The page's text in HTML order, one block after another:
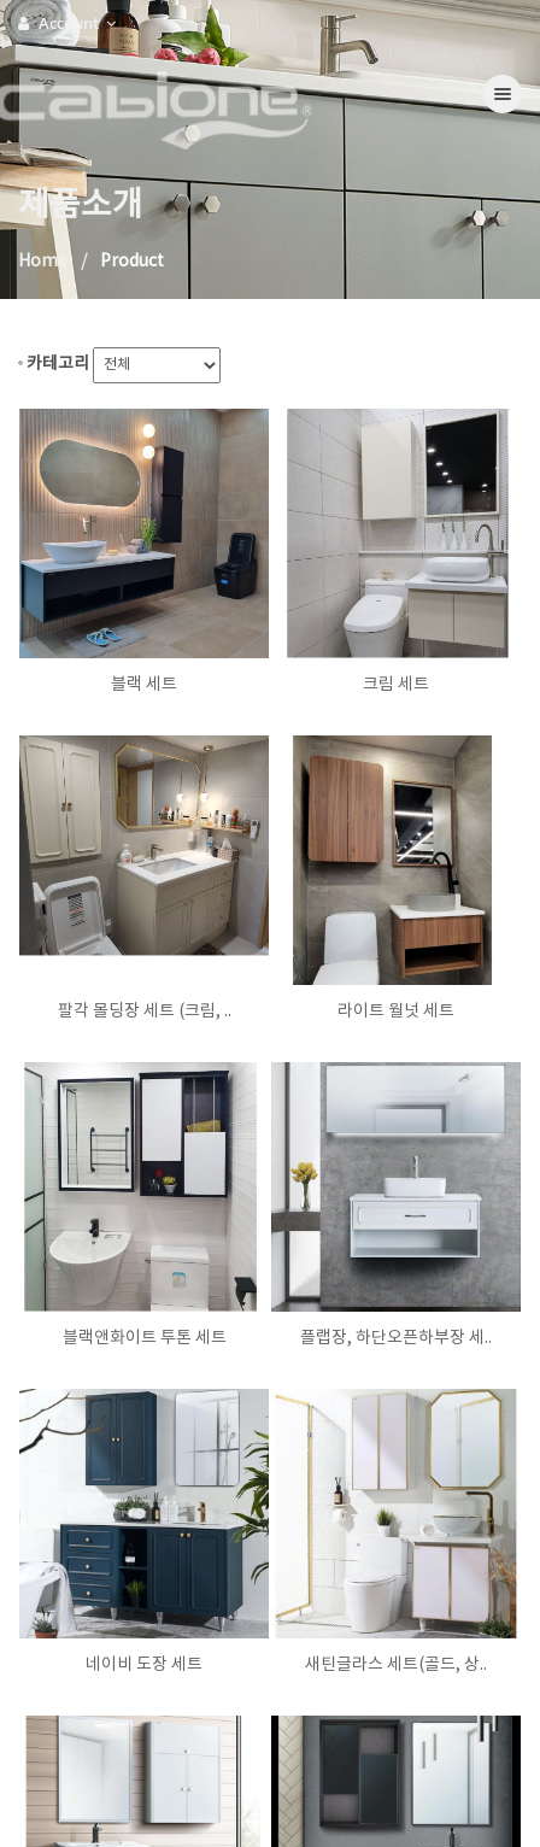
Account
Toggle
제품소개
Home Product
카테고리
블랙 세트 크림 세트
팔각 몰딩장 세트 (크림, .. 라이트 월넛 세트
블랙앤화이트 투톤 세트 플랩장, 하단오픈하부장 세..
네이비 도장 세트 새틴글라스 세트(골드, 상..